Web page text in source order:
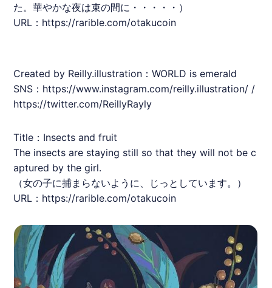
た。華やかな夜は束の間に・・・・・）
URL： https://rarible.com/otakucoin
Created by Reilly.illustration：WORLD is emerald
SNS：https://www.instagram.com/reilly.illustration/ /
https://twitter.com/ReillyRayly
Title：Insects and fruit
The insects are staying still so that they will not be c
aptured by the girl.
（女の子に捕まらないように、じっとしています。）
URL： https://rarible.com/otakucoin